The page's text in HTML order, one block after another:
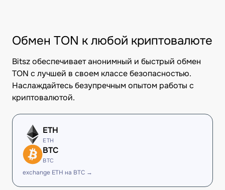
Обмен TON к любой криптовалюте
Bitsz обеспечивает анонимный и быстрый обмен
TON с лучшей в своем классе безопасностью.
Наслаждайтесь безупречным опытом работы с
криптовалютой.
ETH
ETH
BTC
BTC
exchange ETH на BTC →